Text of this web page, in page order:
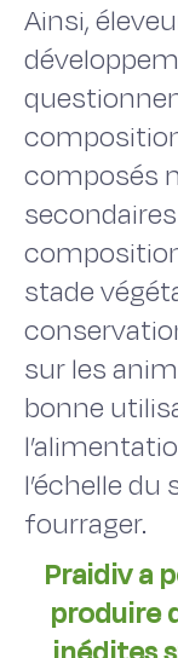
Ainsi,
composés
stade
sur les
bonne
l’échelle
fourrager.
Praidiv a
produire